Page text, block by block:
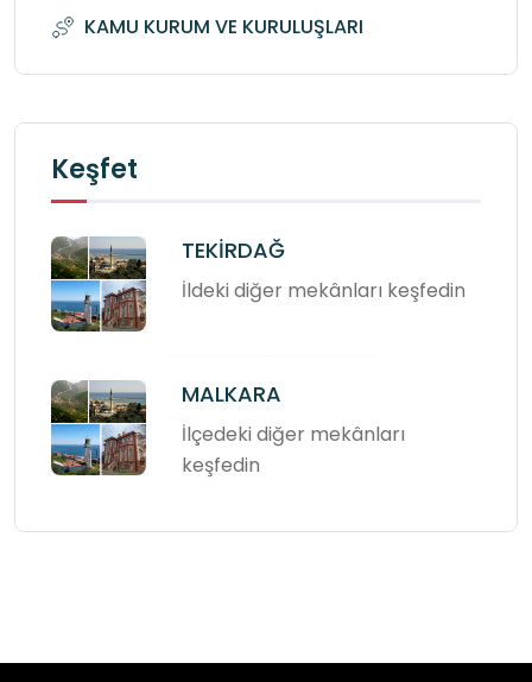
KAMU KURUM VE KURULUŞLARI
Keşfet
TEKİRDAĞ
İldeki diğer mekânları keşfedin
MALKARA
İlçedeki diğer mekânları
keşfedin